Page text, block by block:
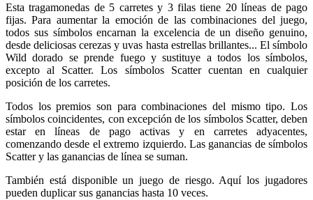
Esta tragamonedas de 5 carretes y 3 filas tiene 20 líneas de pago
fijas. Para aumentar la emoción de las combinaciones del juego,
todos sus símbolos encarnan la excelencia de un diseño genuino,
desde deliciosas cerezas y uvas hasta estrellas brillantes... El símbolo
Wild dorado se prende fuego y sustituye a todos los símbolos,
excepto al Scatter. Los símbolos Scatter cuentan en cualquier
posición de los carretes.
Todos los premios son para combinaciones del mismo tipo. Los
símbolos coincidentes, con excepción de los símbolos Scatter, deben
estar en líneas de pago activas y en carretes adyacentes,
comenzando desde el extremo izquierdo. Las ganancias de símbolos
Scatter y las ganancias de línea se suman.
También está disponible un juego de riesgo. Aquí los jugadores
pueden duplicar sus ganancias hasta 10 veces.